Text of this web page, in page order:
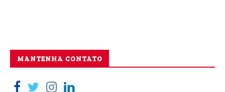
MANTENHA CONTATO